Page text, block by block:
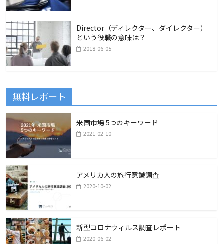
Director（ディレクター、ダイレクター）
という役職の意味は？
2018-06-05
無料レポート
米国市場 5つのキーワード
2021-02-10
アメリカ人の旅行意識調査
2020-10-02
新型コロナウィルス調査レポート
2020-06-02